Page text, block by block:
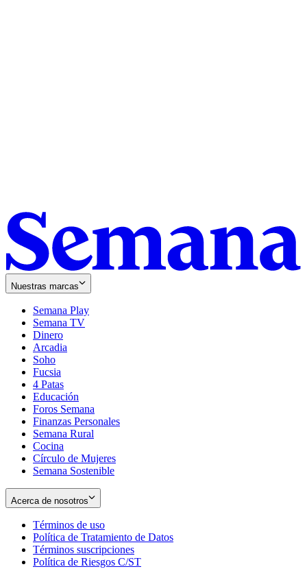
Nuestras marcas
Semana Play
Semana TV
Dinero
Arcadia
Soho
in
new
window
Fucsia
in
new
window
4 Patas
Educación
Foros Semana
Finanzas Personales
Semana Rural
Cocina
Círculo de Mujeres
Semana Sostenible
Acerca de nosotros
Términos de uso
in
new
window
Política de Tratamiento de Datos
Términos suscripciones
in
Política de Riesgos C/ST